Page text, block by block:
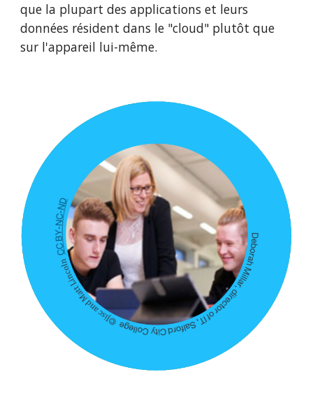
que la plupart des applications et leurs
données résident dans le "cloud" plutôt que
sur l'appareil lui-même.